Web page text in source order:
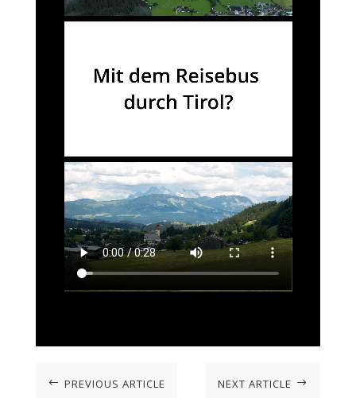
# PREVIOUS ARTICLE NEXT ARTICLE $